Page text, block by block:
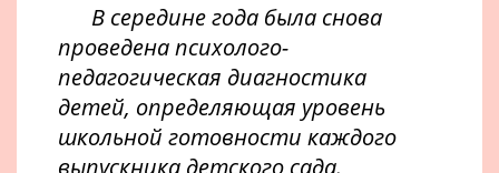
В середине года была снова
проведена психолого-
педагогическая диагностика
детей, определяющая уровень
школьной готовности каждого
выпускника детского сада.